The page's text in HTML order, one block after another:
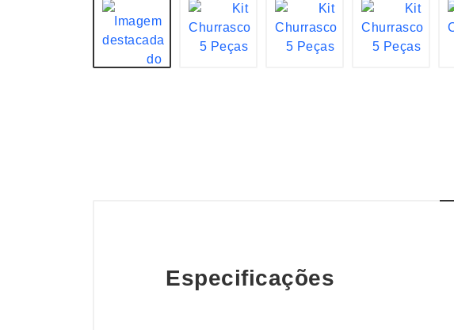
Especificações